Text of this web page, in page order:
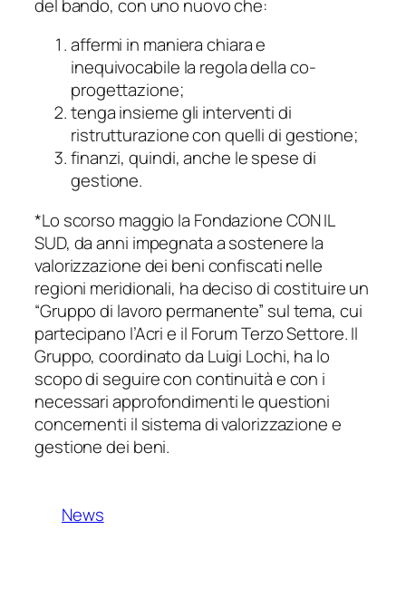
del bando, con uno nuovo che:
affermi in maniera chiara e
inequivocabile la regola della co-
progettazione;
tenga insieme gli interventi di
ristrutturazione con quelli di gestione;
finanzi, quindi, anche le spese di
gestione.
*Lo scorso maggio la Fondazione CON IL
SUD, da anni impegnata a sostenere la
valorizzazione dei beni confiscati nelle
regioni meridionali, ha deciso di costituire un
“Gruppo di lavoro permanente” sul tema, cui
partecipano l’Acri e il Forum Terzo Settore. Il
Gruppo, coordinato da Luigi Lochi, ha lo
scopo di seguire con continuità e con i
necessari approfondimenti le questioni
concernenti il sistema di valorizzazione e
gestione dei beni.
News